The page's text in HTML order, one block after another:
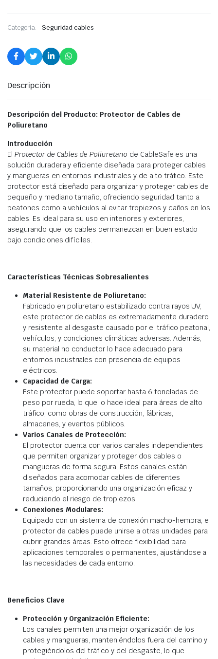
Categoría: Seguridad cables
Descripción
Descripción del Producto: Protector de Cables de
Poliuretano
Introducción
El Protector de Cables de Poliuretano de CableSafe es una
solución duradera y eficiente diseñada para proteger cables
y mangueras en entornos industriales y de alto tráfico. Este
protector está diseñado para organizar y proteger cables de
pequeño y mediano tamaño, ofreciendo seguridad tanto a
peatones como a vehículos al evitar tropiezos y daños en los
cables. Es ideal para su uso en interiores y exteriores,
asegurando que los cables permanezcan en buen estado
bajo condiciones difíciles.
Características Técnicas Sobresalientes
Material Resistente de Poliuretano:
Fabricado en poliuretano estabilizado contra rayos UV,
este protector de cables es extremadamente duradero
y resistente al desgaste causado por el tráfico peatonal,
vehículos, y condiciones climáticas adversas. Además,
su material no conductor lo hace adecuado para
entornos industriales con presencia de equipos
eléctricos.
Capacidad de Carga:
Este protector puede soportar hasta 6 toneladas de
peso por rueda, lo que lo hace ideal para áreas de alto
tráfico, como obras de construcción, fábricas,
almacenes, y eventos públicos.
Varios Canales de Protección:
El protector cuenta con varios canales independientes
que permiten organizar y proteger dos cables o
mangueras de forma segura. Estos canales están
diseñados para acomodar cables de diferentes
tamaños, proporcionando una organización eficaz y
reduciendo el riesgo de tropiezos.
Conexiones Modulares:
Equipado con un sistema de conexión macho-hembra, el
protector de cables puede unirse a otras unidades para
cubrir grandes áreas. Esto ofrece flexibilidad para
aplicaciones temporales o permanentes, ajustándose a
las necesidades de cada entorno.
Beneficios Clave
Protección y Organización Eficiente:
Los canales permiten una mejor organización de los
cables y mangueras, manteniéndolos fuera del camino y
protegiéndolos del tráfico y del desgaste, lo que